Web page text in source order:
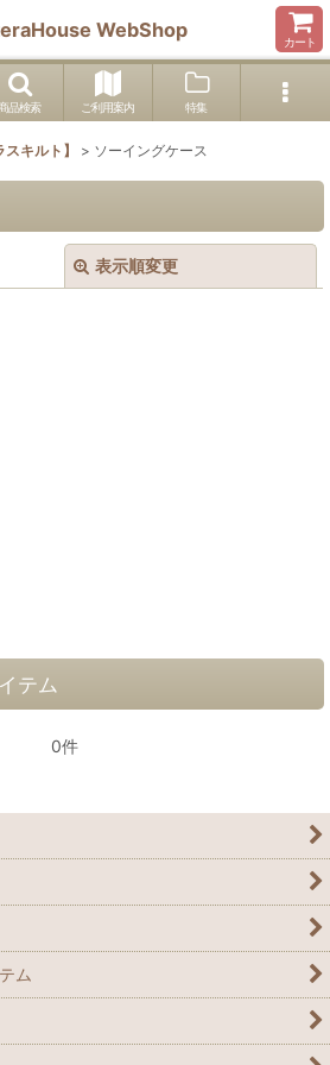
WebShop
カート
品検索 ご利用案内 特集
キルト】 > ソーイングケース
表示順変更
テム
0件
ム